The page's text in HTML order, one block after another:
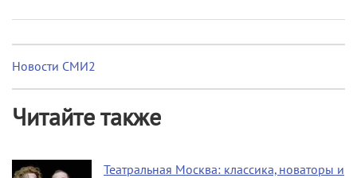
Новости СМИ2
Читайте также
Театральная Москва: классика, новаторы и